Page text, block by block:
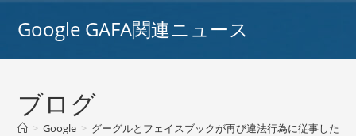
Google GAFA関連ニュース
ブログ
> Google > グーグルとフェイスブックが再び違法行為に従事したと